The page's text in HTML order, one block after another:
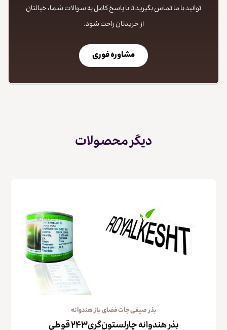
توانید با ما تماس بگیرید تا با پاسخ کامل به سوالات شما، خیالتان
از خریدتان راحت شود.
مشاوره فوری
دیگر محصولات
بذر صیفی جات فضای باز هندوانه
بذر هندوانه چارلستون‌گری۲۴۳ قوطی